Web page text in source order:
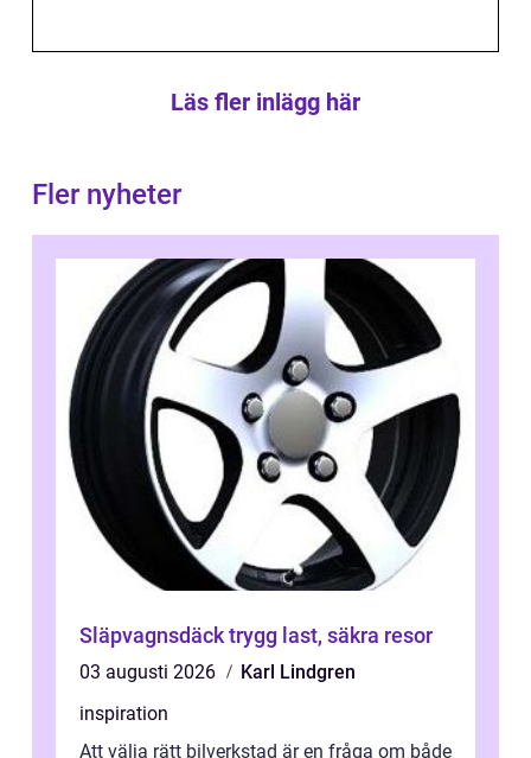
Läs fler inlägg här
Fler nyheter
Släpvagnsdäck trygg last, säkra resor
03 augusti 2026
Karl Lindgren
inspiration
Att välja rätt bilverkstad är en fråga om både